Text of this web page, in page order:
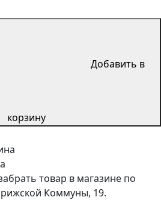
Добавить в
корзину
товар в магазине по
Коммуны, 19.